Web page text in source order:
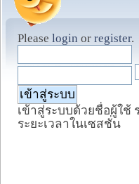
Please login or register.
เข้าสู่ระบบด้วยชื่อผู้ใช้
ระยะเวลาในเซสชั่น